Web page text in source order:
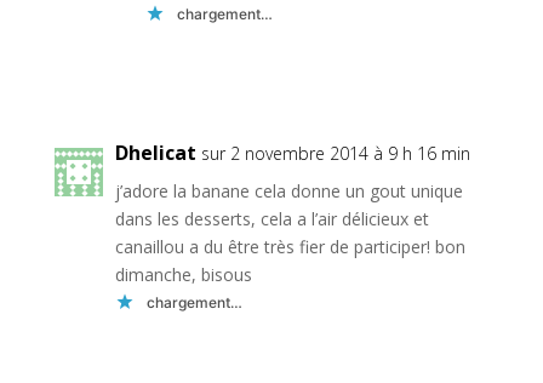
chargement…
Dhelicat sur 2 novembre 2014 à 9 h 16 min
j’adore la banane cela donne un gout unique
dans les desserts, cela a l’air délicieux et
canaillou a du être très fier de participer! bon
dimanche, bisous
chargement…